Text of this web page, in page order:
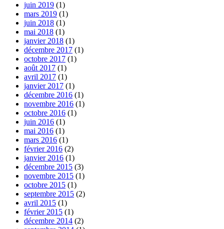
juin 2019 (1)
mars 2019 (1)
juin 2018 (1)
mai 2018 (1)
janvier 2018 (1)
décembre 2017 (1)
octobre 2017 (1)
août 2017 (1)
avril 2017 (1)
janvier 2017 (1)
décembre 2016 (1)
novembre 2016 (1)
octobre 2016 (1)
juin 2016 (1)
mai 2016 (1)
mars 2016 (1)
février 2016 (2)
janvier 2016 (1)
décembre 2015 (3)
novembre 2015 (1)
octobre 2015 (1)
septembre 2015 (2)
avril 2015 (1)
février 2015 (1)
décembre 2014 (2)